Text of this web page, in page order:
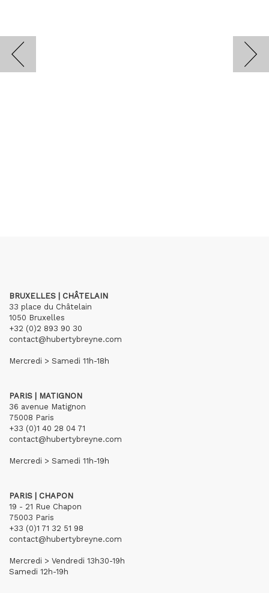
BRUXELLES | CHÂTELAIN
33 place du Châtelain
1050 Bruxelles
+32 (0)2 893 90 30
contact@hubertybreyne.com
Mercredi > Samedi 11h-18h
PARIS | MATIGNON
36 avenue Matignon
75008 Paris
+33 (0)1 40 28 04 71
contact@hubertybreyne.com
Mercredi > Samedi 11h-19h
PARIS | CHAPON
19 - 21 Rue Chapon
75003 Paris
+33 (0)1 71 32 51 98
contact@hubertybreyne.com
Mercredi > Vendredi 13h30-19h
Samedi 12h-19h